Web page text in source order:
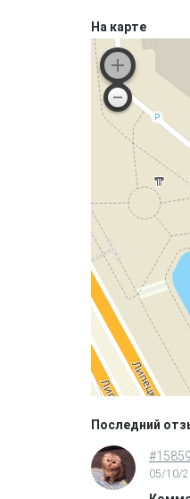
На карте
Последний
#15859
05/10/